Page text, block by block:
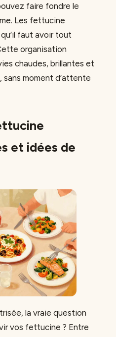
faire fondre le
Les fettucine
faut avoir tout
organisation
chaudes, brillantes et
moment d’attente
et idées de
la vraie question
vos fettucine ? Entre